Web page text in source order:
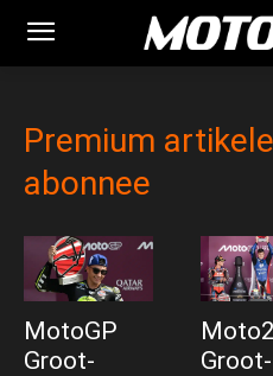
Premium
abonnee
MotoGP
Groot-
Moto2
Groot-